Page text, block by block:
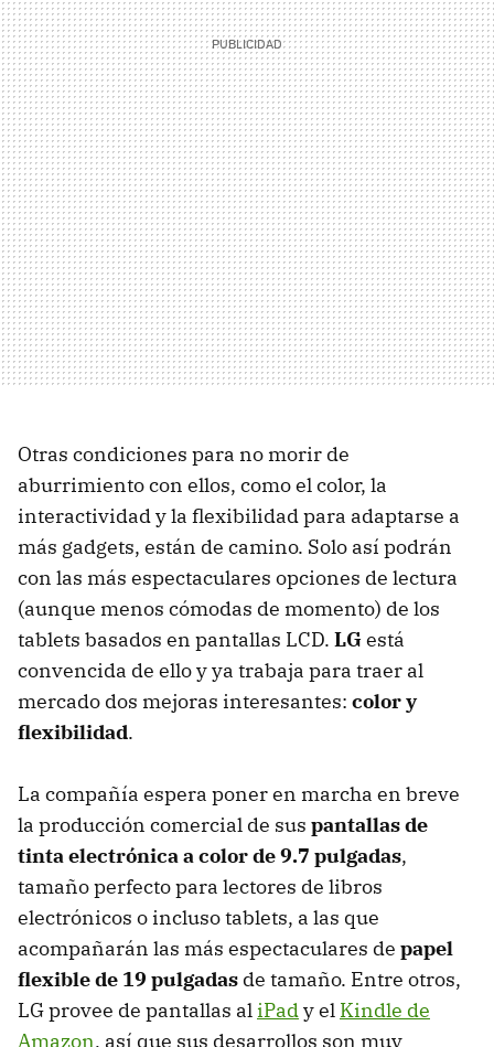
Otras condiciones para no morir de
aburrimiento con ellos, como el color, la
interactividad y la flexibilidad para adaptarse a
más gadgets, están de camino. Solo así podrán
con las más espectaculares opciones de lectura
(aunque menos cómodas de momento) de los
tablets basados en pantallas LCD. LGestá
convencida de ello y ya trabaja para traer al
mercado dos mejoras interesantes: color y
flexibilidad.
La compañía espera poner en marcha en breve
la producción comercial de sus pantallas de
tinta electrónica a color de 9.7 pulgadas,
tamaño perfecto para lectores de libros
electrónicos o incluso tablets, a las que
acompañarán las más espectaculares de papel
flexible de 19 pulgadas de tamaño. Entre otros,
LG provee de pantallas aliPady el Kindle de
Amazon, así que sus desarrollos son muy